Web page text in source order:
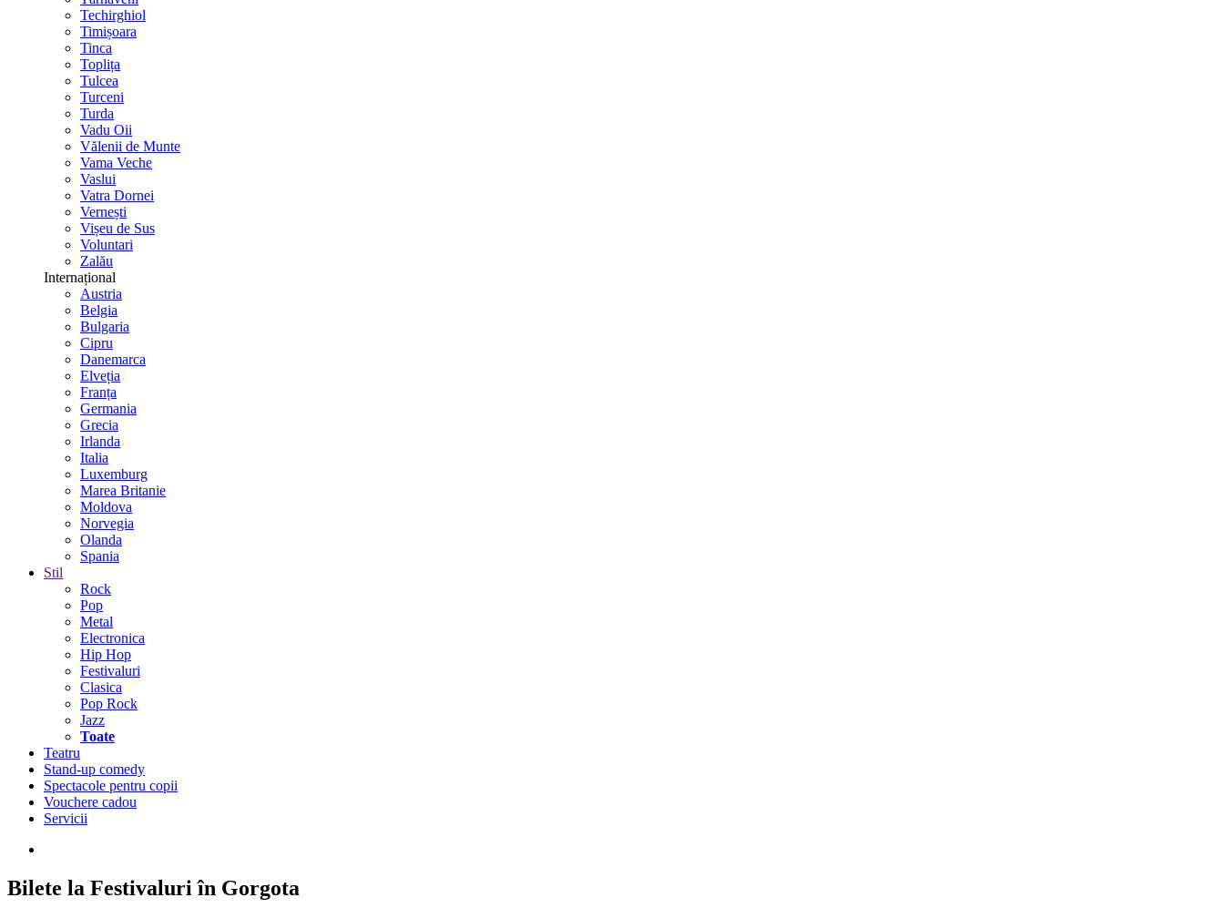
Techirghiol
Timișoara
Tinca
Toplița
Tulcea
Turceni
Turda
Vadu Oii
Vălenii de Munte
Vama Veche
Vaslui
Vatra Dornei
Vernești
Vișeu de Sus
Voluntari
Zalău
Internațional
Austria
Belgia
Bulgaria
Cipru
Danemarca
Elveția
Franța
Germania
Grecia
Irlanda
Italia
Luxemburg
Marea Britanie
Moldova
Norvegia
Olanda
Spania
Stil
Rock
Pop
Metal
Electronica
Hip Hop
Festivaluri
Clasica
Pop Rock
Jazz
Toate
Teatru
Stand-up comedy
Spectacole pentru copii
Vouchere cadou
Servicii
Bilete la Festivaluri în Gorgota